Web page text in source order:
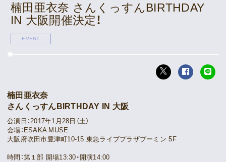
Goods
Supporter’s Menu Movie
楠田亜衣奈 さんくっすんBIRTHDAY
IN 大阪開催決定！
EVENT
楠田亜衣奈
さんくっすんBIRTHDAY IN 大阪
公演日：2017年1月28日（土）
会場：ESAKA MUSE
大阪府吹田市豊津町10-15 東急ライブプラザブーミン 5F
時間：第１部 開場13:30・開演14:00